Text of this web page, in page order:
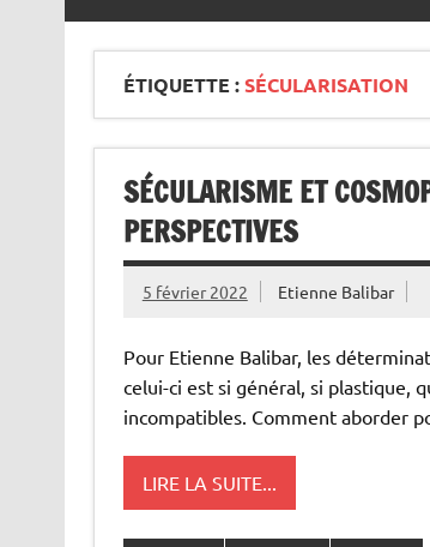
ÉTIQUETTE :SÉCULARISATION
SÉCULARISME ET
PERSPECTIVES
5 février 2022 Etienne Balibar
Pour Etienne Balibar, les
celui-ci est si général, si plastique,
incompatibles. Comment aborder
LIRE LA SUITE...